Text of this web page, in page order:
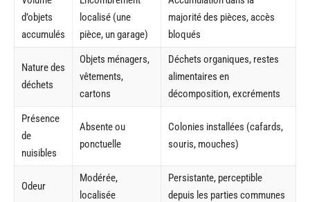
d’objets
accumulés
localisé (une
pièce, un garage)
majorité des pièces, accès
bloqués
Nature des
déchets
Objets ménagers,
vêtements,
cartons
Déchets organiques, restes
alimentaires en
décomposition, excréments
Présence
de
nuisibles
Absente ou
ponctuelle
Colonies installées (cafards,
souris, mouches)
Odeur
Modérée,
localisée
Persistante, perceptible
depuis les parties communes